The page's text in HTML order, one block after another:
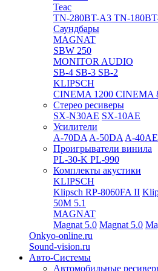
Teac
TN-280BT-A3 TN-
Саундбары
MAGNAT
SBW 250
MONITOR AUDIO
SB-4 SB-3 SB-2
KLIPSCH
CINEMA 1200 CINEMA
Стерео ресиверы
SX-N30AE SX-10AE
Усилители
A-70DA A-50DA A-40AE
Проигрыватели винила
PL-30-K PL-990
Комплекты акустики
KLIPSCH
Klipsch RP-8060FA II
50M 5.1
MAGNAT
Magnat 5.0 Magnat 5.0
Onkyo-online.ru
Sound-vision.ru
Авто-Системы
Автомобильные